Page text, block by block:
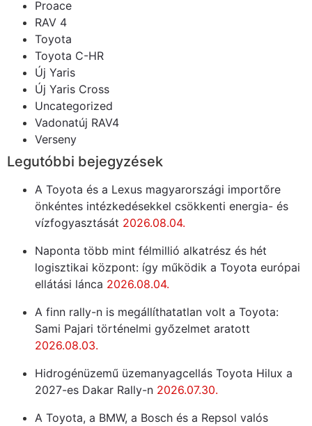
Proace
RAV 4
Toyota
Toyota C-HR
Új Yaris
Új Yaris Cross
Uncategorized
Vadonatúj RAV4
Verseny
Legutóbbi bejegyzések
A Toyota és a Lexus magyarországi importőre
önkéntes intézkedésekkel csökkenti energia- és
vízfogyasztását 2026.08.04.
Naponta több mint félmillió alkatrész és hét
logisztikai központ: így működik a Toyota európai
ellátási lánca 2026.08.04.
A finn rally-n is megállíthatatlan volt a Toyota:
Sami Pajari történelmi győzelmet aratott
2026.08.03.
Hidrogénüzemű üzemanyagcellás Toyota Hilux a
2027-es Dakar Rally-n 2026.07.30.
A Toyota, a BMW, a Bosch és a Repsol valós